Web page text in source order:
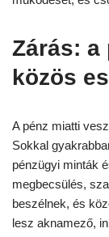
Zárás: a
közös
A pénz miatti
Sokkal
pénzügyi minták
megbecsülés,
beszélnek, és
lesz aknamező,